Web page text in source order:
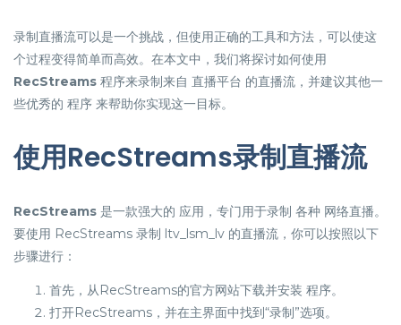
录制直播流可以是一个挑战，但使用正确的工具和方法，可以使这
个过程变得简单而高效。在本文中，我们将探讨如何使用
RecStreams 程序来录制来自 直播平台 的直播流，并建议其他一
些优秀的 程序 来帮助你实现这一目标。
使用RecStreams录制直播流
RecStreams 是一款强大的 应用，专门用于录制 各种 网络直播。
要使用 RecStreams 录制 ltv_lsm_lv 的直播流，你可以按照以下
步骤进行：
首先，从RecStreams的官方网站下载并安装 程序。
打开RecStreams，并在主界面中找到“录制”选项。